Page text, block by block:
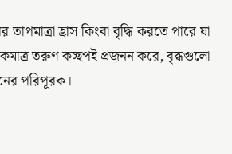
হ্রাস কিংবা বৃদ্ধি করতে পারে যা
তরুণ কচ্ছপই প্রজনন করে, বৃদ্ধগুলো
পরিপূরক।